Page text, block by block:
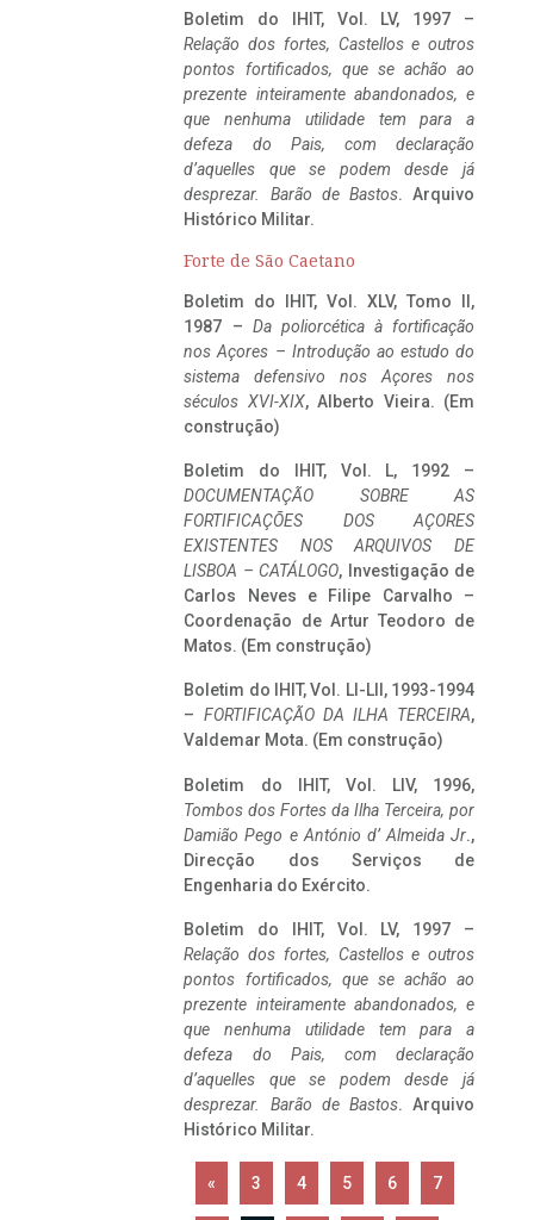
Boletim do IHIT, Vol. LV, 1997 –
Relação dos fortes, Castellos e outros
pontos fortificados, que se achão ao
prezente inteiramente abandonados, e
que nenhuma utilidade tem para a
defeza do Pais, com declaração
d’aquelles que se podem desde já
desprezar. Barão de Bastos. Arquivo
Histórico Militar.
Forte de São Caetano
Boletim do IHIT, Vol. XLV, Tomo II,
1987 – Da poliorcética à fortificação
nos Açores – Introdução ao estudo do
sistema defensivo nos Açores nos
séculos XVI-XIX, Alberto Vieira. (Em
construção)
Boletim do IHIT, Vol. L, 1992 –
DOCUMENTAÇÃO SOBRE AS
FORTIFICAÇÕES DOS AÇORES
EXISTENTES NOS ARQUIVOS DE
LISBOA – CATÁLOGO, Investigação de
Carlos Neves e Filipe Carvalho –
Coordenação de Artur Teodoro de
Matos. (Em construção)
Boletim do IHIT, Vol. LI-LII, 1993-1994
– FORTIFICAÇÃO DA ILHA TERCEIRA,
Valdemar Mota. (Em construção)
Boletim do IHIT, Vol. LIV, 1996,
Tombos dos Fortes da Ilha Terceira, por
Damião Pego e António d’ Almeida Jr.,
Direcção dos Serviços de
Engenharia do Exército.
Boletim do IHIT, Vol. LV, 1997 –
Relação dos fortes, Castellos e outros
pontos fortificados, que se achão ao
prezente inteiramente abandonados, e
que nenhuma utilidade tem para a
defeza do Pais, com declaração
d’aquelles que se podem desde já
desprezar. Barão de Bastos. Arquivo
Histórico Militar.
« 3 4 5 6 7